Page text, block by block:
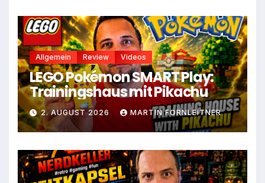
Allgemein Review Videos
LEGO Pokémon SMART Play:
Trainingshaus mit Pikachu
2. AUGUST 2026 MARTIN FORNLEITNER